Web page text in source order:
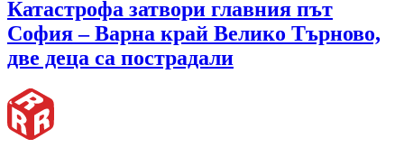
Катастрофа затвори главния път
София – Варна край Велико Търново,
две деца са пострадали